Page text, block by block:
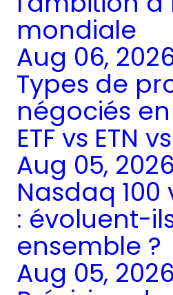
mondiale
Aug 06,
Types de
négociés
ETF vs ETN
Aug 05,
Nasdaq 100
: évoluent-
ensemble ?
Aug 05,